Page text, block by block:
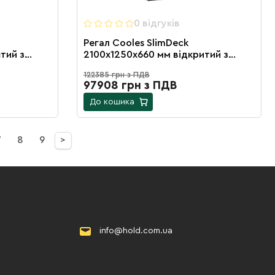
з
0 вiдгукiв
Регал Cooles SlimDeck
2100х1250х660 мм відкритий з
122385 грн з ПДВ
97908 грн з ПДВ
До кошика
8 9 >
info@hold.com.ua